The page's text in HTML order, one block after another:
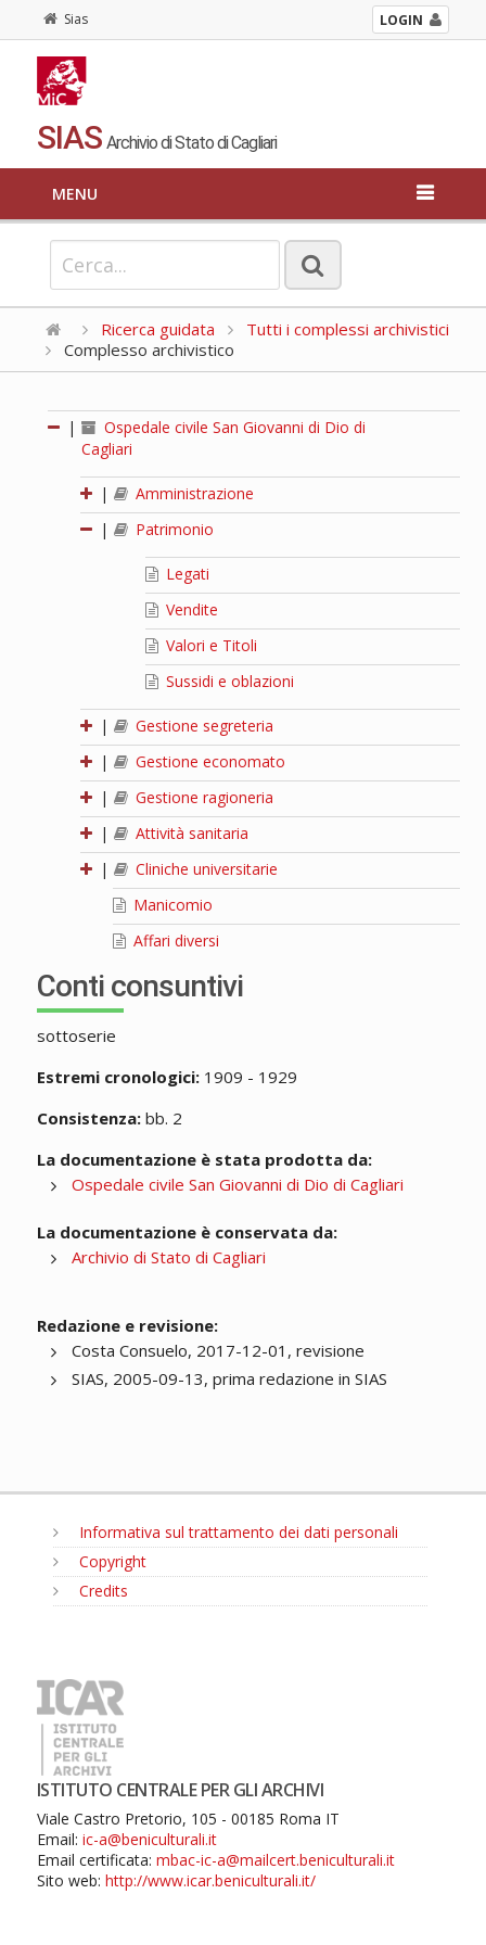
Sias LOGIN
SIAS Archivio di Stato di Cagliari
MENU
Ricerca guidata
Tutti i complessi archivistici
Complesso archivistico
|
Ospedale civile San Giovanni di Dio di
Cagliari
|
Amministrazione
|
Patrimonio
Legati
Vendite
Valori e Titoli
Sussidi e oblazioni
|
Gestione segreteria
|
Gestione economato
|
Gestione ragioneria
|
Attività sanitaria
|
Cliniche universitarie
Manicomio
Affari diversi
Conti consuntivi
sottoserie
Estremi cronologici:1909 - 1929
Consistenza:bb. 2
La documentazione è stata prodotta da:
Ospedale civile San Giovanni di Dio di Cagliari
La documentazione è conservata da:
Archivio di Stato di Cagliari
Redazione e revisione:
Costa Consuelo, 2017-12-01, revisione
SIAS, 2005-09-13, prima redazione in SIAS
Informativa sul trattamento dei dati personali
Copyright
Credits
ISTITUTO CENTRALE PER GLI ARCHIVI
Viale Castro Pretorio, 105 - 00185 Roma IT
Email: ic-a@beniculturali.it
Email certificata: mbac-ic-a@mailcert.beniculturali.it
Sito web: http://www.icar.beniculturali.it/